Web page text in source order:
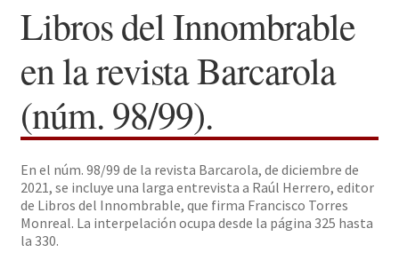
Noticias
Autores
Sobre nosotros
Solicitar Pedido
Contacto
Libros del Innombrable
en la revista Barcarola
(núm. 98/99).
En el núm. 98/99 de la revista Barcarola, de diciembre de
2021, se incluye una larga entrevista a Raúl Herrero, editor
de Libros del Innombrable, que firma Francisco Torres
Monreal. La interpelación ocupa desde la página 325 hasta
la 330.